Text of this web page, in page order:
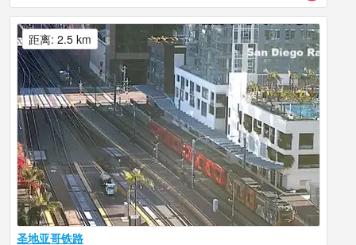
圣地亚哥铁路
距离: 2.5 km